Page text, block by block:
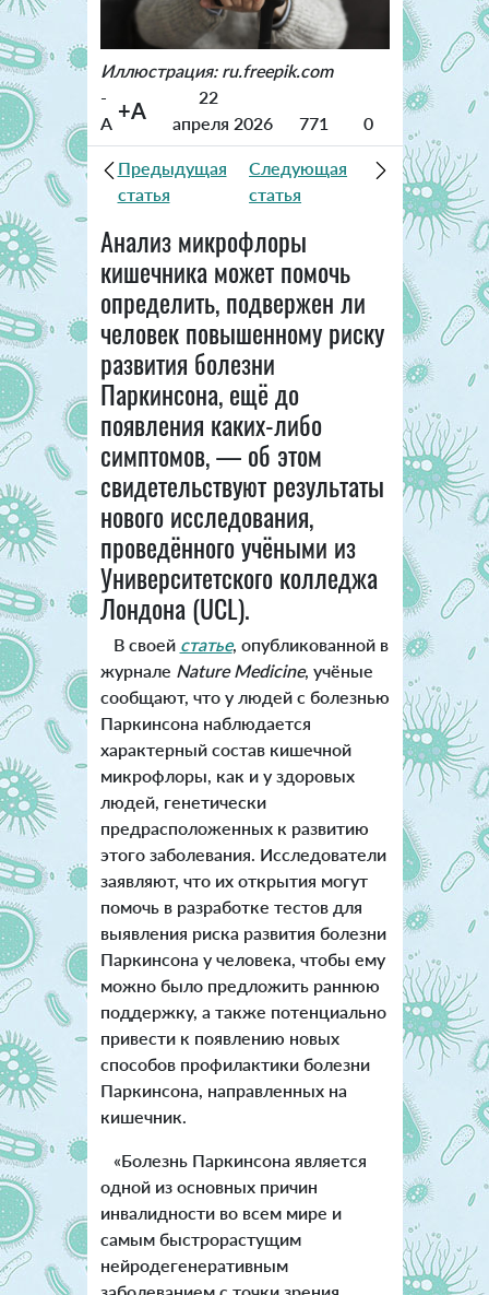
Иллюстрация: ru.freepik.com
-
A +A
22
апреля 2026
771 0
Предыдущая
статья
Следующая
статья
Анализ микрофлоры
кишечника может помочь
определить, подвержен ли
человек повышенному риску
развития болезни
Паркинсона, ещё до
появления каких-либо
симптомов, — об этом
свидетельствуют результаты
нового исследования,
проведённого учёными из
Университетского колледжа
Лондона (UCL).
В своей статье, опубликованной в
журнале Nature Medicine, учёные
сообщают, что у людей с болезнью
Паркинсона наблюдается
характерный состав кишечной
микрофлоры, как и у здоровых
людей, генетически
предрасположенных к развитию
этого заболевания. Исследователи
заявляют, что их открытия могут
помочь в разработке тестов для
выявления риска развития болезни
Паркинсона у человека, чтобы ему
можно было предложить раннюю
поддержку, а также потенциально
привести к появлению новых
способов профилактики болезни
Паркинсона, направленных на
кишечник.
«Болезнь Паркинсона является
одной из основных причин
инвалидности во всем мире и
самым быстрорастущим
нейродегенеративным